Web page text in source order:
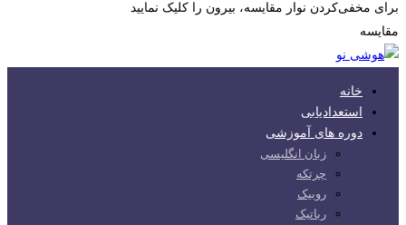
برای مخفی‌کردن نوار مقایسه، بیرون را کلیک نمایید
مقایسه
خانه
استعدادیابی
دوره های آموزشی
زبان انگلیسی
چرتکه
روبیک
رباتیک